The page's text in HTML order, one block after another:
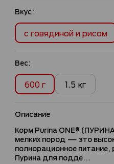
Вкус:
с говядиной и рисом
Вес:
600 г 1.5 кг
Описание
Корм Purina ONE®
мелких пород — это
полнорационное
Пурина для подде...